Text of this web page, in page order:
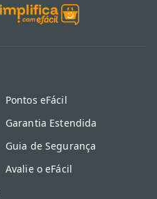
Pontos eFácil
Garantia Estendida
Guia de Segurança
Avalie o eFácil